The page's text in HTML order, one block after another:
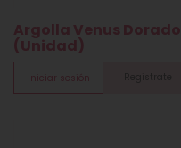
Argolla Venus Dorado
(Unidad)
Iniciar sesión